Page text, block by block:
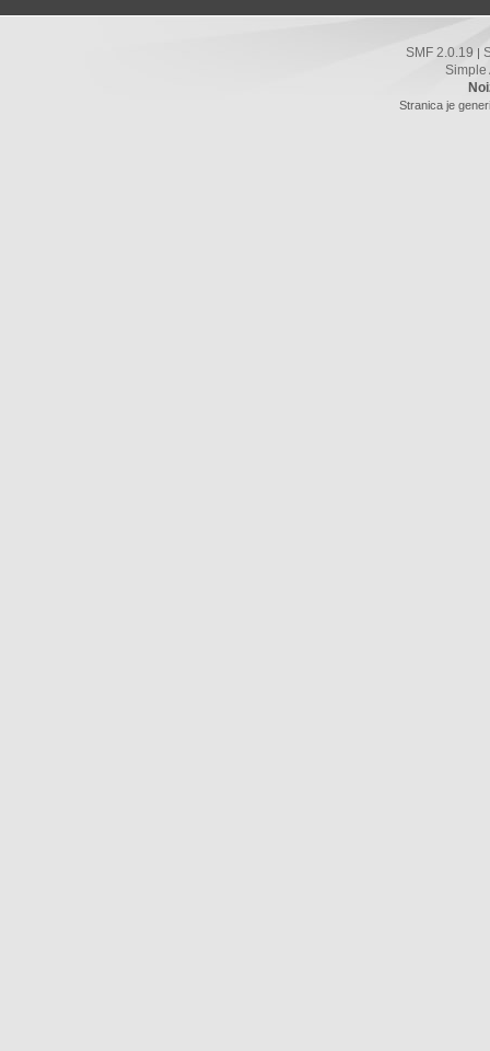
SMF 2.0.19
Simple
Stranica je